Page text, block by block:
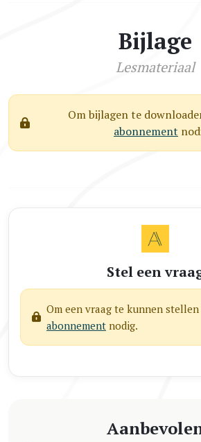
Bijlage
Lesmateriaal
Om bijlagen te
abonnement
Stel een
Om een vraag te kunnen stellen
abonnement nodig.